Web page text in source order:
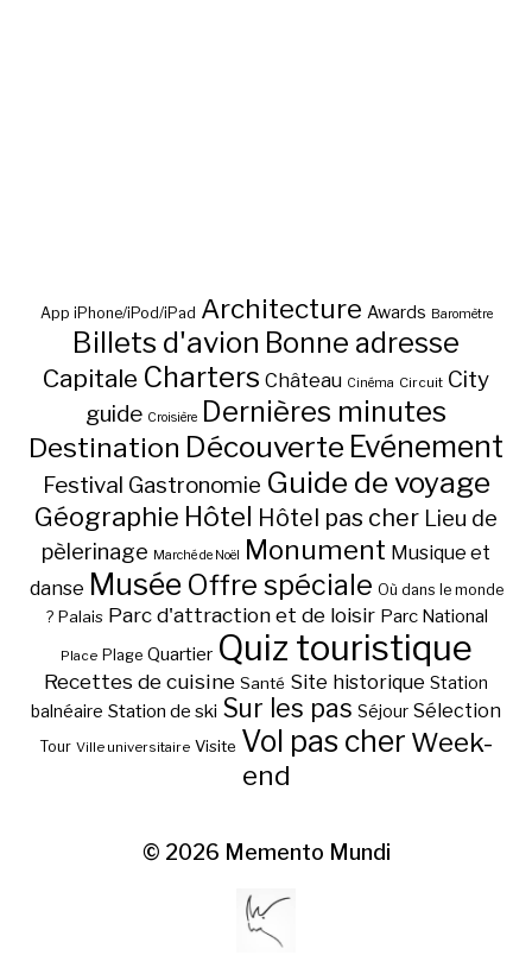
App iPhone/iPod/iPad Architecture Awards Baromètre
Billets d'avion Bonne adresse
Capitale Charters Château Cinéma Circuit City
guide Croisière Dernières minutes
Destination Découverte Evénement
Festival Gastronomie Guide de voyage
Géographie Hôtel Hôtel pas cher Lieu de
pèlerinage Marché de Noël Monument Musique et
danse Musée Offre spéciale Où dans le monde
? Palais Parc d'attraction et de loisir Parc National
Place Plage Quartier Quiz touristique
Recettes de cuisine Santé Site historique Station
balnéaire Station de ski Sur les pas Séjour Sélection
Tour Ville universitaire Visite Vol pas cher Week-
end
© 2026 Memento Mundi